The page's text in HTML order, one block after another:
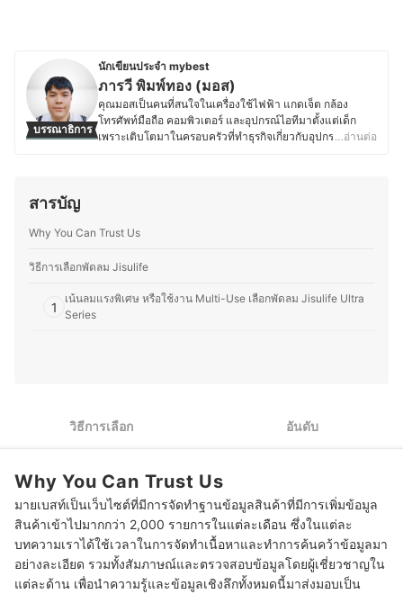
บรรณาธิการ
นักเขียนประจำ mybest
ภารวี พิมพ์ทอง (มอส)
คุณมอสเป็นคนที่สนใจในเครื่องใช้ไฟฟ้า แกดเจ็ต กล้อง
โทรศัพท์มือถือ คอมพิวเตอร์ และอุปกรณ์ไอทีมาตั้งแต่เด็ก
เพราะเติบโตมาในครอบครัวที่ทำธุรกิจเกี่ยวกับอุปกรณ์
ไฟฟ้าด้วยตัวเองเป็นประจำ ทำให้มีความเข้าใจเรื่อง
ความชอบนี้ช่วยให้คุณมอสสามารถเปรียบเทียบจุดเด่นจุด
สนุกกับการแบ่งปันความรู้เกี่ยวกับเทคโนโลยีและอุปกรณ์ไอที
…อ่านต่อ
สารบัญ
Why You Can Trust Us
วิธีการเลือกพัดลม Jisulife
1
เน้นลมแรงพิเศษ หรือใช้งาน Multi-Use เลือกพัดลม Jisulife Ultra
Series
เน้นดีไซน์คล้องคอ ไม่ต้องถือ เลือกพัดลม Jisulife Neck Fan Series
5 Fan หรือ Table Fan
10 พัดลม Jisulife รุ่นไหนดี พัดลมพกพาสุดฮิต
พัดลม Jisulife ขึ้น E6 แก้อย่างไรดี
พัดลม Jisulife ขึ้น E2 แก้อย่างไรดี
วิธีการเลือก อันดับ
Why You Can Trust Us
มายเบสท์เป็นเว็บไซต์ที่มีการจัดทำฐานข้อมูลสินค้าที่มีการเพิ่มข้อมูล
สินค้าเข้าไปมากกว่า 2,000 รายการในแต่ละเดือน ซึ่งในแต่ละ
บทความเราได้ใช้เวลาในการจัดทำเนื้อหาและทำการค้นคว้าข้อมูลมา
อย่างละเอียด รวมทั้งสัมภาษณ์และตรวจสอบข้อมูลโดยผู้เชี่ยวชาญใน
แต่ละด้าน เพื่อนำความรู้และข้อมูลเชิงลึกทั้งหมดนี้มาส่งมอบเป็น